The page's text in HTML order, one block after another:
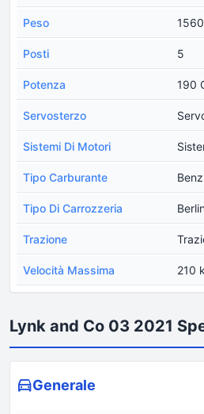
Peso
Posti 5
Potenza 190
Servosterzo
Sistemi Di Motori
Tipo Carburante
Tipo Di Carrozzeria
Trazione
Velocità Massima 210
Lynk and Co 03 2021
Generale